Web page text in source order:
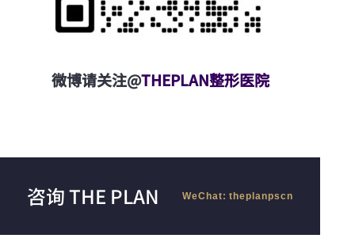
微博请关注@THEPLAN整形医院
咨询 THE PLAN WeChat: theplanpscn